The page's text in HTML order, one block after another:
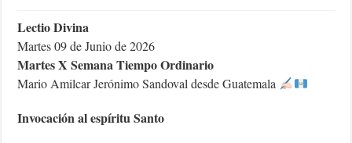
Lectio Divina
Martes 09 de Junio de 2026
Martes X Semana Tiempo Ordinario
Mario Amilcar Jerónimo Sandoval desde Guatemala
Invocación al espíritu Santo